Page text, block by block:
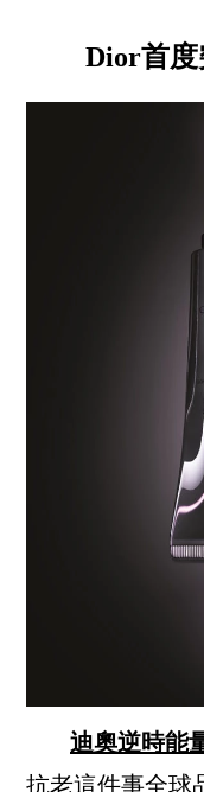
Dior首度
迪奧逆時能
抗老這件事全球